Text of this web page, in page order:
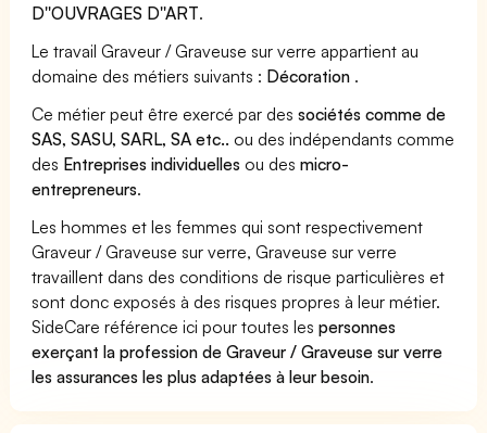
D''OUVRAGES D''ART.
Le travail Graveur / Graveuse sur verre appartient au
domaine des métiers suivants : Décoration .
Ce métier peut être exercé par dessociétés comme de
SAS, SASU, SARL, SA etc.. ou des indépendants comme
des Entreprises individuelles ou desmicro-
entrepreneurs.
Les hommes et les femmes qui sont respectivement
Graveur / Graveuse sur verre, Graveuse sur verre
travaillent dans des conditions de risque particulières et
sont donc exposés à des risques propres à leur métier.
SideCare référence ici pour toutes lespersonnes
exerçant la profession de Graveur / Graveuse sur verre
les assurances les plus adaptées à leur besoin.